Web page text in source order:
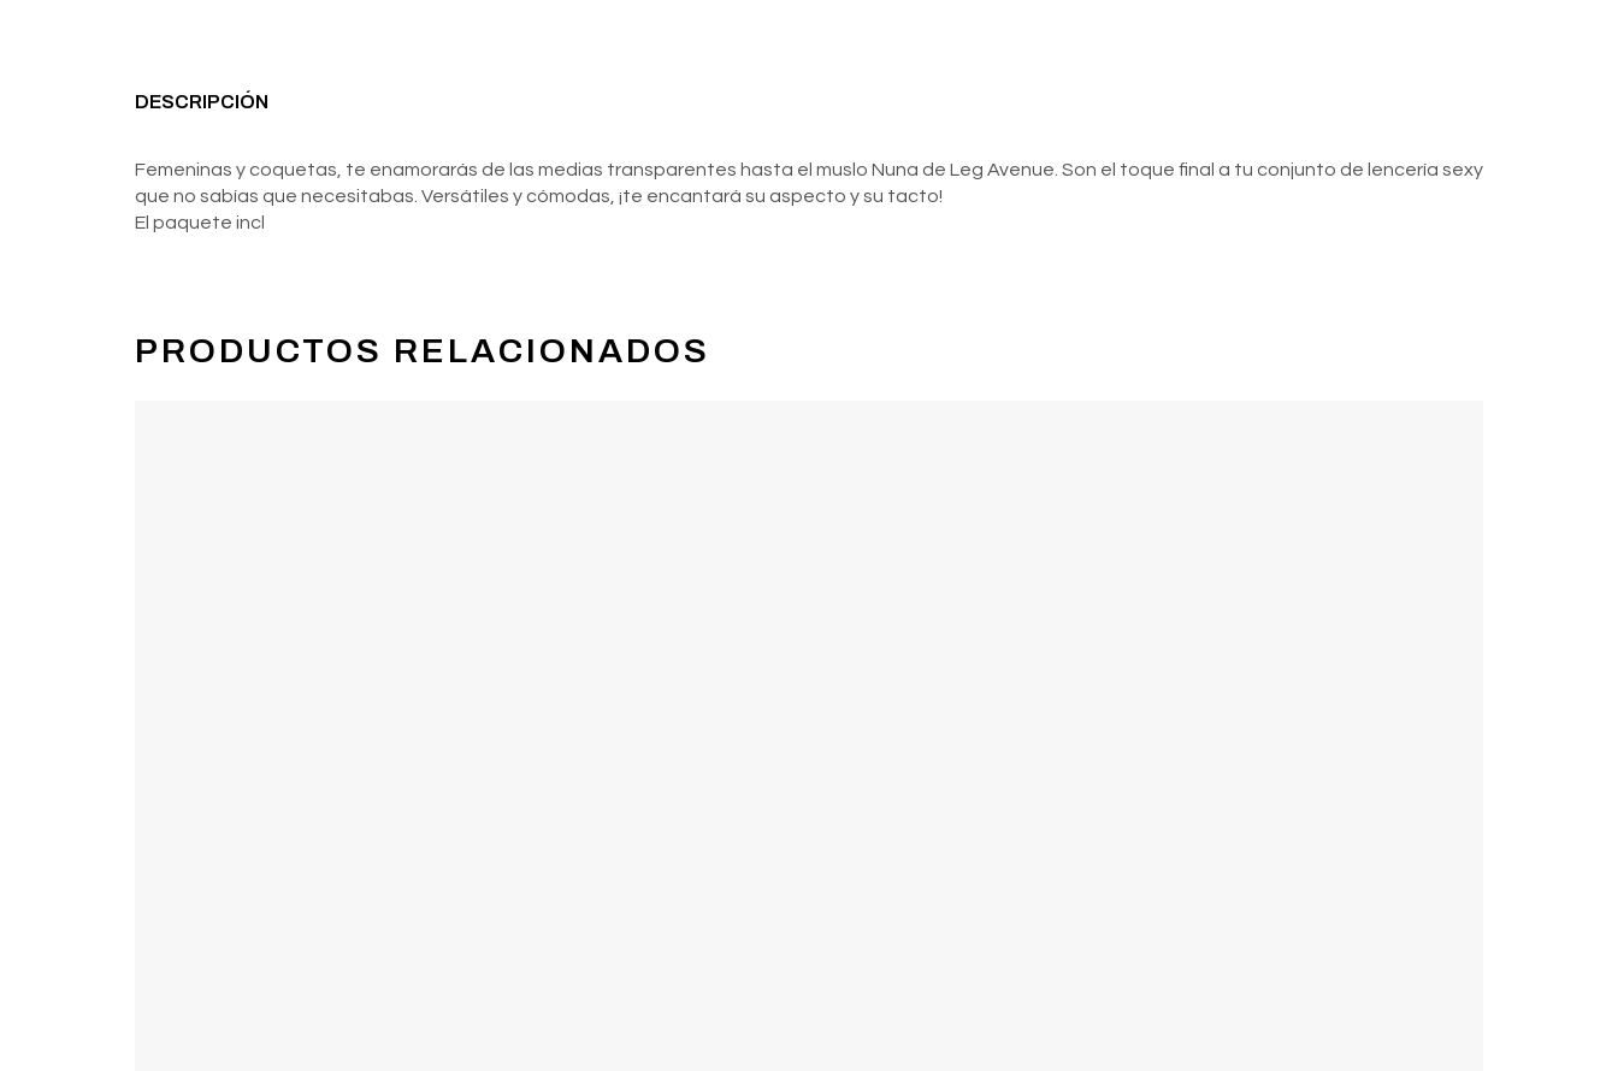
DESCRIPCIÓN
Femeninas y coquetas, te enamorarás de las medias transparentes hasta el muslo Nuna de Leg Avenue. Son el toque final a tu conjunto de lencería sexy
que no sabías que necesitabas. Versátiles y cómodas, ¡te encantará su aspecto y su tacto!
El paquete incl
PRODUCTOS RELACIONADOS